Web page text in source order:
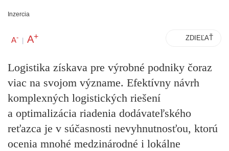
Inzercia
A- | A+ ZDIEĽAŤ
Logistika získava pre výrobné podniky čoraz
viac na svojom význame. Efektívny návrh
komplexných logistických riešení
a optimalizácia riadenia dodávateľského
reťazca je v súčasnosti nevyhnutnosťou, ktorú
ocenia mnohé medzinárodné i lokálne